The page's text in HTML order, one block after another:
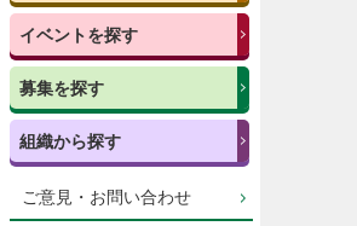
イベントを探す
募集を探す
組織から探す
ご意見・お問い合わせ